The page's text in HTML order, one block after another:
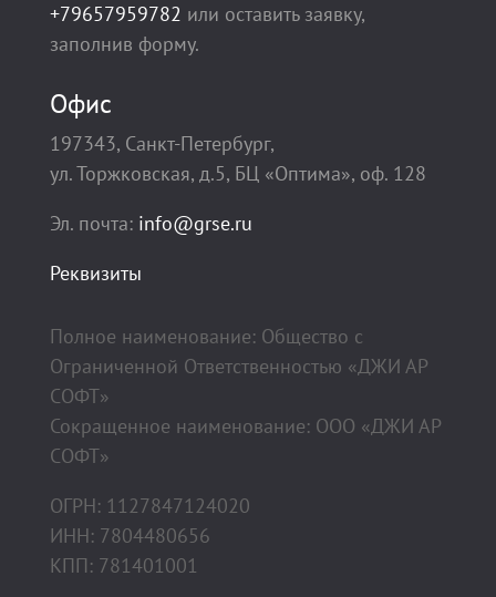
+79657959782 или оставить заявку,
заполнив форму.
Офис
197343, Санкт-Петербург,
ул. Торжковская, д.5, БЦ «Оптима», оф. 128
Эл. почта: info@grse.ru
Реквизиты
Полное наименование: Общество с
Ограниченной Ответственностью «ДЖИ АР
СОФТ»
Сокращенное наименование: ООО «ДЖИ АР
СОФТ»
ОГРН: 1127847124020
ИНН: 7804480656
КПП: 781401001